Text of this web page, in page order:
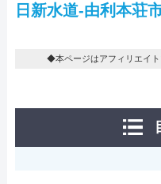
日新水道-由利本荘
◆本ページはアフィリエイト